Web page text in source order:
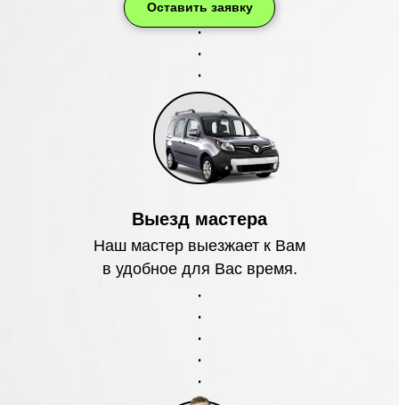
Выезд мастера
Наш мастер выезжает к Вам
в удобное для Вас время.
Оставить заявку